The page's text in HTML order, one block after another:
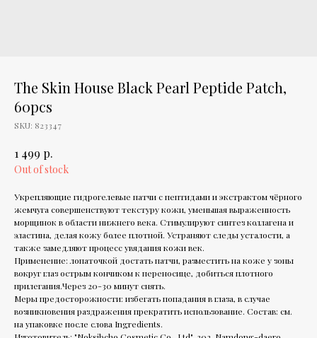
The Skin House Black Pearl Peptide Patch,
60pcs
SKU: 823347
1 499 р.
Out of stock
Укрепляющие гидрогелевые патчи с пептидами и экстрактом чёрного
жемчуга совершенствуют текстуру кожи, уменьшая выраженность
морщинок в области нижнего века. Стимулируют синтез коллагена и
эластина, делая кожу более плотной. Устраняют следы усталости, а
также замедляют процесс увядания кожи век.
Применение: лопаточкой достать патчи, разместить на коже у зоны
вокруг глаз острым кончиком к переносице, добиться плотного
прилегания.Через 20-30 минут снять.
Меры предосторожности: избегать попадания в глаза, в случае
возникновения раздражения прекратить использование. Состав: см.
на упаковке после слова Ingredients.